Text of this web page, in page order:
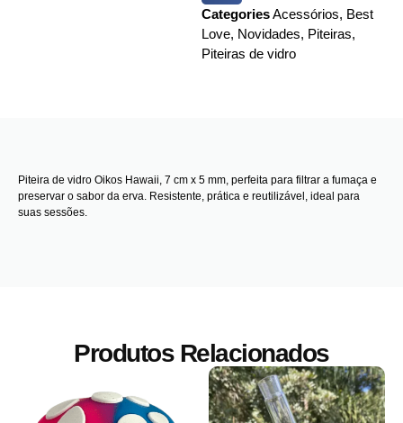
CategoriesAcessórios, Best
Love, Novidades, Piteiras,
Piteiras de vidro
Piteira de vidro Oikos Hawaii, 7 cm x 5 mm, perfeita para filtrar a fumaça e
preservar o sabor da erva. Resistente, prática e reutilizável, ideal para
suas sessões.
Produtos Relacionados